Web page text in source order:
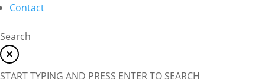
Contact
Search
START TYPING AND PRESS ENTER TO SEARCH